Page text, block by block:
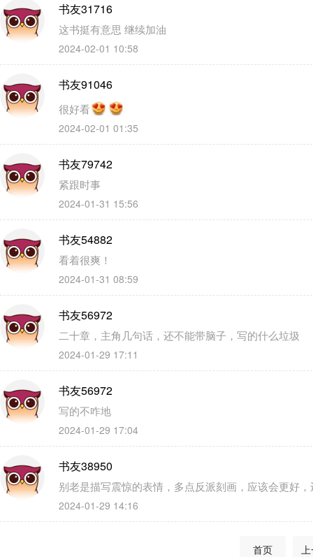
书友31716
这书挺有意思 继续加油
2024-02-01 10:58
书友91046
很好看
2024-02-01 01:35
书友79742
紧跟时事
2024-01-31 15:56
书友54882
看着很爽！
2024-01-31 08:59
书友56972
二十章，主角几句话，还不能带脑子，写的什么垃圾
2024-01-29 17:11
书友56972
写的不咋地
2024-01-29 17:04
书友38950
别老是描写震惊的表情，多点反派刻画，应该会更好
2024-01-29 14:16
首页